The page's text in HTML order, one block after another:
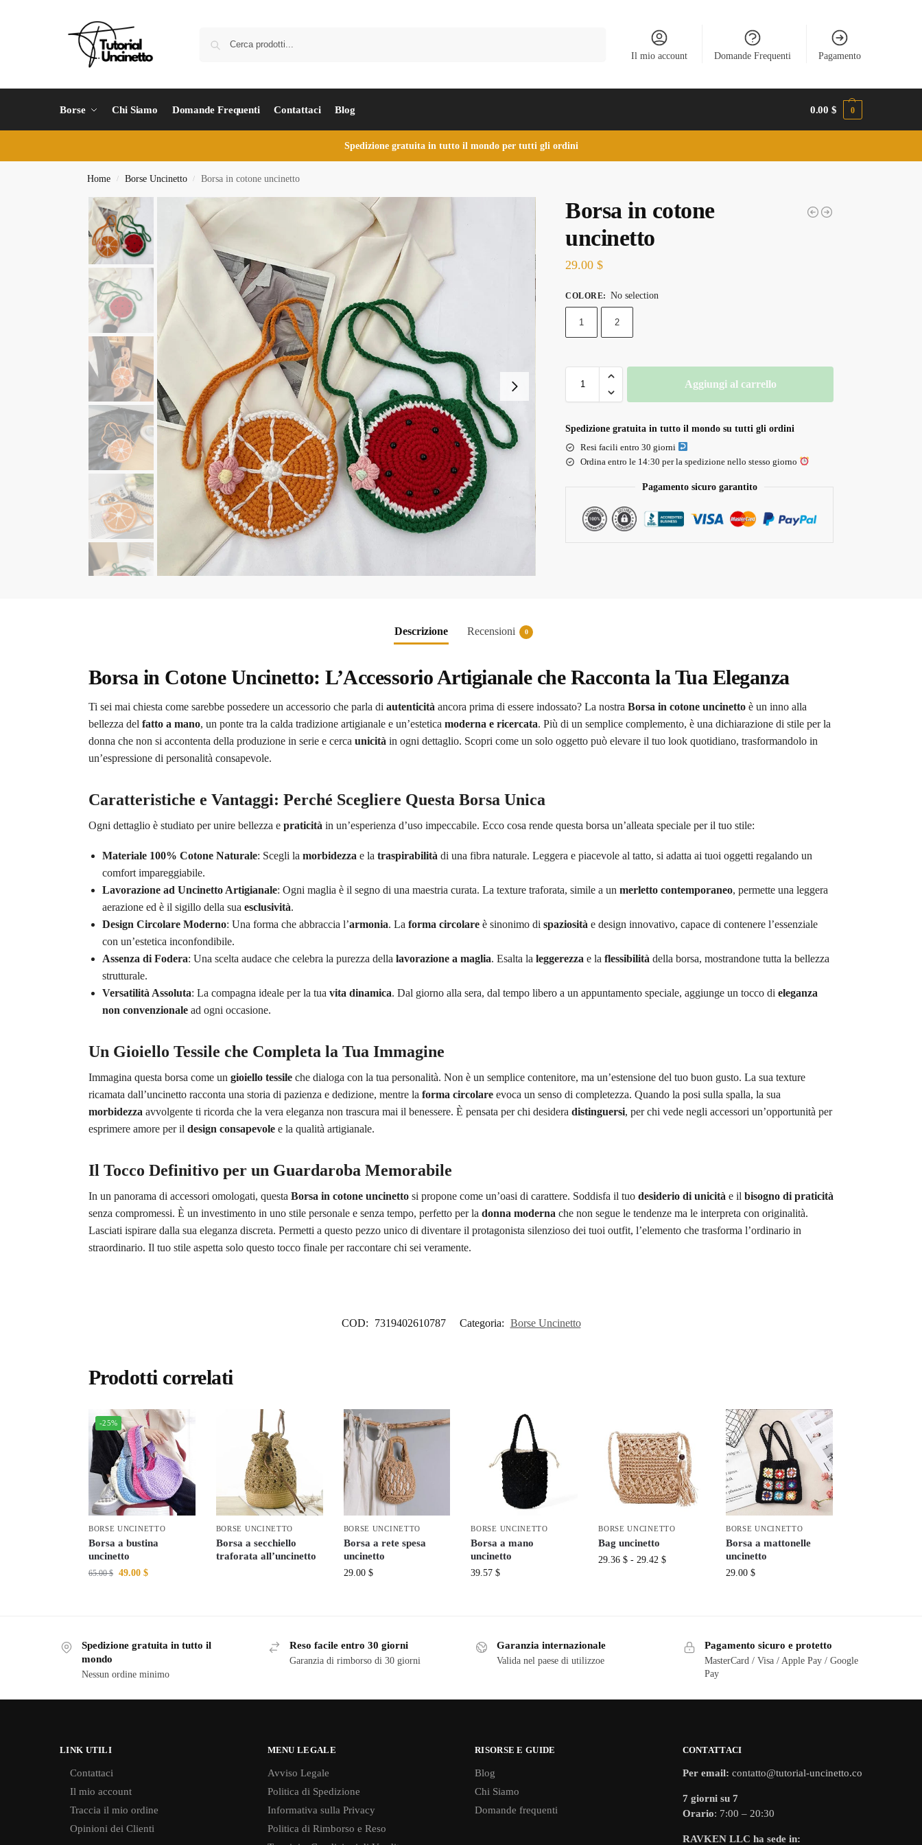
Il mio account Domande Frequenti Pagamento
Borse Chi Siamo Domande Frequenti Contattaci Blog 0.00$ 0
Spedizione gratuita in tutto il mondo per tutti gli ordini
Home / Borse Uncinetto / Borsa in cotone uncinetto
Borsa in cotone
uncinetto
29.00$
COLORE: No selection
1 2
Aggiungi al carrello
Spedizione gratuita in tutto il mondo su tutti gli ordini
Resi facili entro 30 giorni
Ordina entro le 14:30 per la spedizione nello stesso giorno
Pagamento sicuro garantito
Descrizione Recensioni 0
Borsa in Cotone Uncinetto: L’Accessorio Artigianale che Racconta la Tua Eleganza
Ti sei mai chiesta come sarebbe possedere un accessorio che parla di autenticità ancora prima di essere indossato? La nostra Borsa in cotone uncinettoè un inno alla
bellezza del fatto a mano, un ponte tra la calda tradizione artigianale e un’estetica moderna e ricercata. Più di un semplice complemento, è una dichiarazione di stile per la
donna che non si accontenta della produzione in serie e cerca unicità in ogni dettaglio. Scopri come un solo oggetto può elevare il tuo look quotidiano, trasformandolo in
un’espressione di personalità consapevole.
Caratteristiche e Vantaggi: Perché Scegliere Questa Borsa Unica
Ogni dettaglio è studiato per unire bellezza e praticità in un’esperienza d’uso impeccabile. Ecco cosa rende questa borsa un’alleata speciale per il tuo stile:
Materiale 100% Cotone Naturale: Scegli la morbidezzae la traspirabilitàdi una fibra naturale. Leggera e piacevole al tatto, si adatta ai tuoi oggetti regalando un
comfort impareggiabile.
Lavorazione ad Uncinetto Artigianale: Ogni maglia è il segno di una maestria curata. La texture traforata, simile a un merletto contemporaneo, permette una leggera
aerazione ed è il sigillo della sua esclusività.
Design Circolare Moderno: Una forma che abbraccia l’armonia. La forma circolareè sinonimo di spaziositàe design innovativo, capace di contenere l’essenziale
con un’estetica inconfondibile.
Assenza di Fodera: Una scelta audace che celebra la purezza della lavorazione a maglia. Esalta la leggerezzae la flessibilitàdella borsa, mostrandone tutta la bellezza
strutturale.
Versatilità Assoluta: La compagna ideale per la tua vita dinamica. Dal giorno alla sera, dal tempo libero a un appuntamento speciale, aggiunge un tocco di eleganza
non convenzionalead ogni occasione.
Un Gioiello Tessile che Completa la Tua Immagine
Immagina questa borsa come un gioiello tessileche dialoga con la tua personalità. Non è un semplice contenitore, ma un’estensione del tuo buon gusto. La sua texture
ricamata dall’uncinetto racconta una storia di pazienza e dedizione, mentre la forma circolareevoca un senso di completezza. Quando la posi sulla spalla, la sua
morbidezza avvolgente ti ricorda che la vera eleganza non trascura mai il benessere. È pensata per chi desidera distinguersi, per chi vede negli accessori un’opportunità per
esprimere amore per il design consapevolee la qualità artigianale.
Il Tocco Definitivo per un Guardaroba Memorabile
In un panorama di accessori omologati, questa Borsa in cotone uncinettosi propone come un’oasi di carattere. Soddisfa il tuo desiderio di unicità e il bisogno di praticità
senza compromessi. È un investimento in uno stile personale e senza tempo, perfetto per la donna moderna che non segue le tendenze ma le interpreta con originalità.
Lasciati ispirare dalla sua eleganza discreta. Permetti a questo pezzo unico di diventare il protagonista silenzioso dei tuoi outfit, l’elemento che trasforma l’ordinario in
straordinario. Il tuo stile aspetta solo questo tocco finale per raccontare chi sei veramente.
COD: 7319402610787 Categoria: Borse Uncinetto
Prodotti correlati
-25%
BORSE UNCINETTO
Borsa a bustina
uncinetto
65.00$ 49.00 $
BORSE UNCINETTO
Borsa a secchiello
traforata all’uncinetto
BORSE UNCINETTO
Borsa a rete spesa
uncinetto
29.00 $
BORSE UNCINETTO
Borsa a mano
uncinetto
39.57$
BORSE UNCINETTO
Bag uncinetto
29.36$ - 29.42$
BORSE UNCINETTO
Borsa a mattonelle
uncinetto
29.00 $
Spedizione gratuita in tutto il
mondo
Nessun ordine minimo
Reso facile entro 30 giorni
Garanzia di rimborso di 30 giorni
Garanzia internazionale
Valida nel paese di utilizzoe
Pagamento sicuro e protetto
MasterCard / Visa / Apple Pay / Google
Pay
LINK UTILI
Contattaci
Il mio account
Traccia il mio ordine
Opinioni dei Clienti
MENU LEGALE
Avviso Legale
Politica di Spedizione
Informativa sulla Privacy
Politica di Rimborso e Reso
RISORSE E GUIDE
Blog
Chi Siamo
Domande frequenti
CONTATTACI
Per email: contatto@tutorial-uncinetto.co
7 giorni su 7
Orario: 7:00 – 20:30
RAVKEN LLC ha sede in: